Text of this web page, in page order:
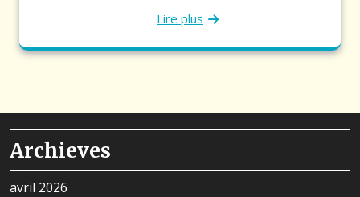
Lire plus
Archieves
avril 2026